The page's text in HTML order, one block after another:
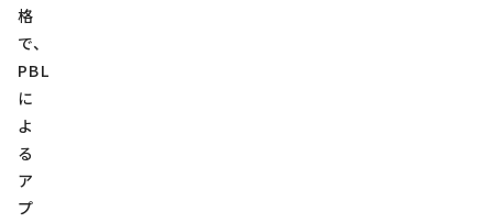
格
で、
PBL
に
よ
る
ア
プ